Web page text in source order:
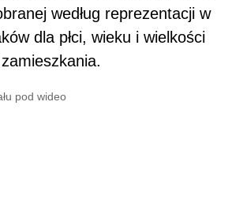
według reprezentacji w
dla płci, wieku i wielkości
pod wideo